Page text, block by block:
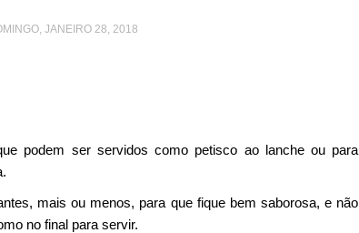
JANEIRO 28, 2018
podem ser servidos como petisco ao lanche ou para
mais ou menos, para que fique bem saborosa, e não
no final para servir.